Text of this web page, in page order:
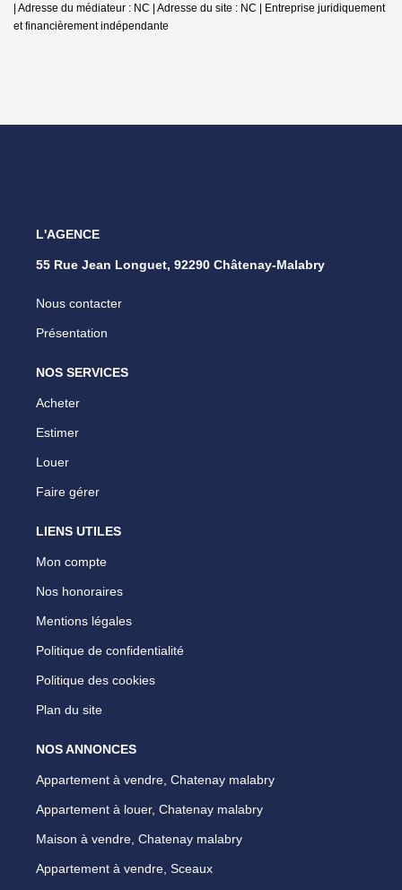
| Adresse du médiateur : NC | Adresse du site : NC | Entreprise juridiquement
et financièrement indépendante
L'AGENCE
55 Rue Jean Longuet, 92290 Châtenay-Malabry
Nous contacter
Présentation
NOS SERVICES
Acheter
Estimer
Louer
Faire gérer
LIENS UTILES
Mon compte
Nos honoraires
Mentions légales
Politique de confidentialité
Politique des cookies
Plan du site
NOS ANNONCES
Appartement à vendre, Chatenay malabry
Appartement à louer, Chatenay malabry
Maison à vendre, Chatenay malabry
Appartement à vendre, Sceaux